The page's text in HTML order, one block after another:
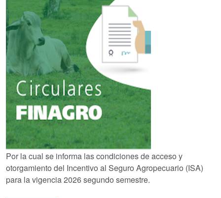
Por la cual se informa las condiciones de acceso y
otorgamiento del Incentivo al Seguro Agropecuario (ISA)
para la vigencia 2026 segundo semestre.